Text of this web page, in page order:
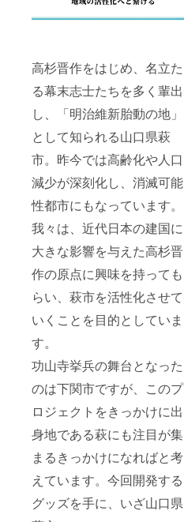
高杉晋作をはじめ、名立た
る幕末志士たちを多く輩出
し、「明治維新胎動の地」
として知られる山口県萩
市。昨今では高齢化や人口
減少が深刻化し、消滅可能
性都市にもなっています。
我々は、近代日本の建国に
大きな影響を与えた高杉晋
作の原点に興味を持っても
らい、萩市を活性化させて
いくことを目的としていま
す。
功山寺挙兵の舞台となった
のは下関市ですが、このプ
ロジェクトをきっかけに出
身地である萩にも注目が集
まるきっかけになればと考
えています。今回開発する
グッズを手に、いざ山口県